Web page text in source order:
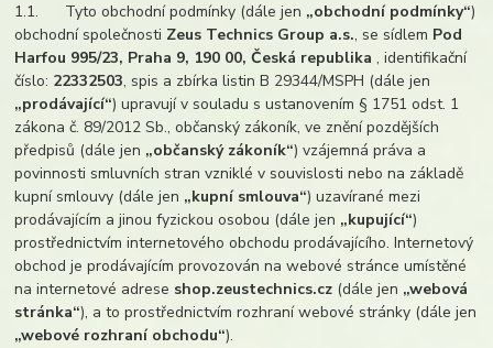
1.1. Tyto obchodní podmínky (dále jen „obchodní podmínky“)
obchodní společnosti Zeus Technics Group a.s., se sídlem Pod
Harfou 995/23, Praha 9, 190 00, Česká republika, identifikační
číslo: 22332503, spis a zbírka listin B 29344/MSPH (dále jen
„prodávající“) upravují v souladu s ustanovením § 1751 odst. 1
zákona č. 89/2012 Sb., občanský zákoník, ve znění pozdějších
předpisů (dále jen „občanský zákoník“) vzájemná práva a
povinnosti smluvních stran vzniklé v souvislosti nebo na základě
kupní smlouvy (dále jen „kupní smlouva“) uzavírané mezi
prodávajícím a jinou fyzickou osobou (dále jen „kupující“)
prostřednictvím internetového obchodu prodávajícího. Internetový
obchod je prodávajícím provozován na webové stránce umístěné
na internetové adrese shop.zeustechnics.cz (dále jen „webová
stránka“), a to prostřednictvím rozhraní webové stránky (dále jen
„webové rozhraní obchodu“).